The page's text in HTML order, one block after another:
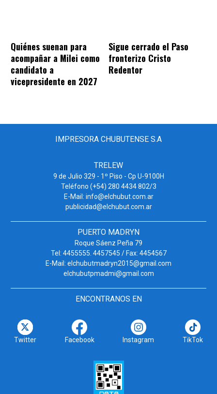
Quiénes suenan para
acompañar a Milei como
candidato a
vicepresidente en 2027
Sigue cerrado el Paso
fronterizo Cristo
Redentor
IMPRESORA CHUBUTENSE S.A
TRELEW
9 de Julio 329 - 1º Piso - Cp U-9100H
Teléfono (+54) 280 4434 802/3
E-Mail: info@elchubut.com.ar
publicidad@elchubut.com.ar
PUERTO MADRYN
Roque Sáenz Peña 79
Tel: 4455555. 4457545 / Fax: 4454567
E-Mail: elchubutmadryn2015@gmail.com
elchubutpmadmi@gmail.com
ENCONTRANOS EN
Twitter Facebook Instagram TikTok